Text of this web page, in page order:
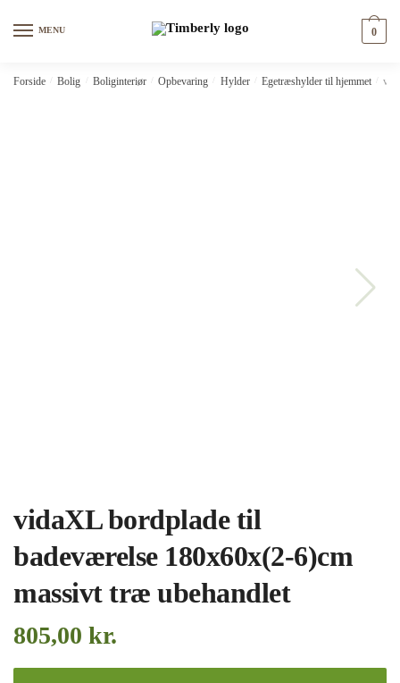
MENU 0
Forside Bolig Boliginteriør Opbevaring Hylder Egetræshylder til hjemmet
vidaXL bordplade til
badeværelse 180x60x(2-6)cm
massivt træ ubehandlet
805,00 kr.